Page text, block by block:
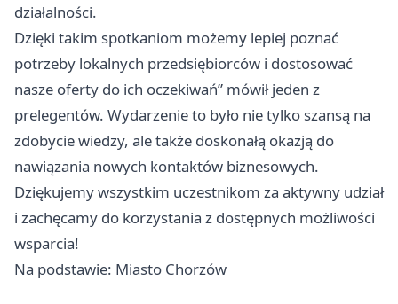
działalności.
Dzięki takim spotkaniom możemy lepiej poznać
potrzeby lokalnych przedsiębiorców i dostosować
nasze oferty do ich oczekiwań” mówił jeden z
prelegentów. Wydarzenie to było nie tylko szansą na
zdobycie wiedzy, ale także doskonałą okazją do
nawiązania nowych kontaktów biznesowych.
Dziękujemy wszystkim uczestnikom za aktywny udział
i zachęcamy do korzystania z dostępnych możliwości
wsparcia!
Na podstawie: Miasto Chorzów